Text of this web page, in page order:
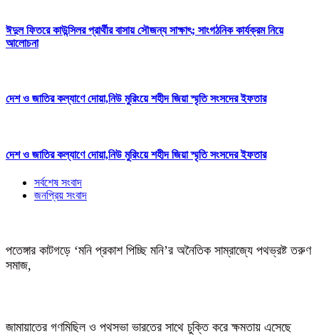
ঈদুল ফিতরে কাউন্সিলর প্রার্থীর বাসায় সৌজন্য সাক্ষাৎ; সাংগঠনিক কার্যক্রম নিয়ে
আলোচনা
দেশ ও জাতির কল্যাণে দোয়া,নিউ মুরিংয়ে শহীদ জিয়া স্মৃতি সংসদের ইফতার
দেশ ও জাতির কল্যাণে দোয়া,নিউ মুরিংয়ে শহীদ জিয়া স্মৃতি সংসদের ইফতার
সর্বশেষ সংবাদ
জনপ্রিয় সংবাদ
পতেঙ্গার কাটগড়ে ‘মনি প্রকাশ পিচ্ছি মনি’র অনৈতিক সাম্রাজ্যে পথভ্রষ্ট তরুণ
সমাজ,
জামায়াতের গণমিছিল ও পথসভা ভারতের সাথে চুক্তি করে ক্ষমতায় এসেছে